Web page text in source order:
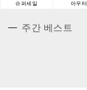
슈퍼세일 아우터
주간 베스트